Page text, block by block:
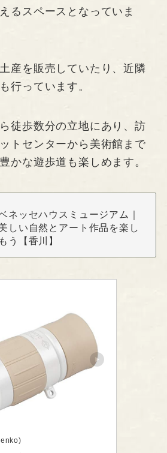
るスペースとなっていま
産を販売していたり、近隣
行っています。
徒歩数分の立地にあり、訪
トセンターから美術館まで
かな遊歩道も楽しめます。
ネッセハウスミュージアム｜
しい自然とアート作品を楽し
もう【香川】